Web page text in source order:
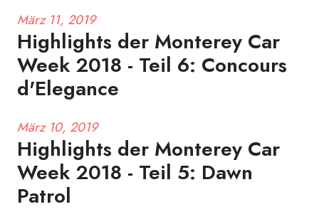
März 11, 2019
Highlights der Monterey Car
Week 2018 - Teil 6: Concours
d'Elegance
März 10, 2019
Highlights der Monterey Car
Week 2018 - Teil 5: Dawn
Patrol